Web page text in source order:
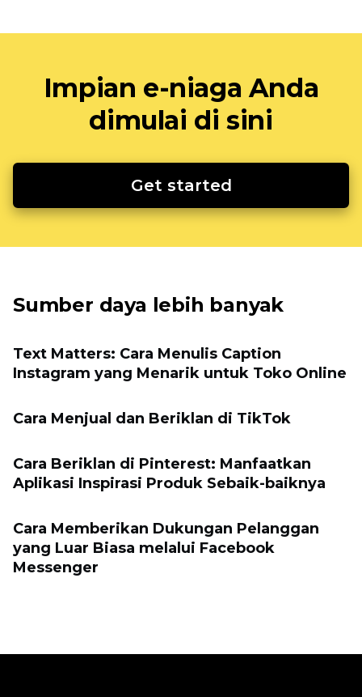
Impian e-niaga Anda
dimulai di sini
Get started
Sumber daya lebih banyak
Text Matters: Cara Menulis Caption
Instagram yang Menarik untuk Toko Online
Cara Menjual dan Beriklan di TikTok
Cara Beriklan di Pinterest: Manfaatkan
Aplikasi Inspirasi Produk Sebaik-baiknya
Cara Memberikan Dukungan Pelanggan
yang Luar Biasa melalui Facebook
Messenger